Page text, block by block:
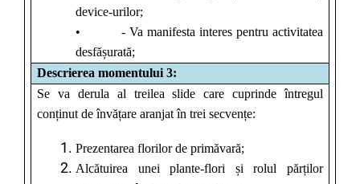
device-urilor;
• - Va manifesta interes pentru activitatea
desfășurată;
Descrierea momentului 3:
Se va derula al treilea slide care cuprinde întregul
conținut de învățare aranjat în trei secvențe:
Prezentarea florilor de primăvară;
Alcătuirea unei plante-flori și rolul părților